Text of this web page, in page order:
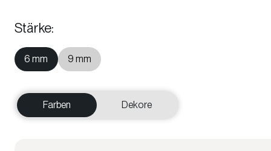
Stärke:
6 mm 9 mm
Farben Dekore